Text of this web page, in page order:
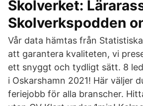
‎Skolverket:
Skolverkspodden
Vår data hämtas från
att garantera kvaliteten, vi
ett snyggt och tydligt sätt. 8
i Oskarshamn 2021! Här väljer
feriejobb för alla branscher.